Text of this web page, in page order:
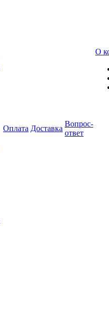
Оплата Доставка
Вопрос-
ответ
О